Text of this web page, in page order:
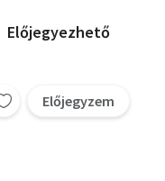
Előjegyezhető
Előjegyzem